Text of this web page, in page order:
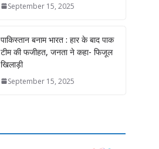
September 15, 2025
पाकिस्तान बनाम भारत : हार के बाद पाक
टीम की फजीहत, जनता ने कहा- फिजूल
खिलाड़ी
September 15, 2025